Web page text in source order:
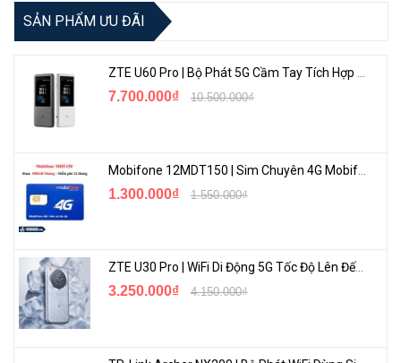
NoYaFa
<Hotline: 0828.011.011 - (028)7300.2021 - VoHoang.vn>
SẢN PHẨM ƯU ĐÃI
ZTE U60 Pro | Bộ Phát 5G Cầm Tay Tích Hợp Công Nghệ WiFi 7, Pin 10000mAh
7.700.000₫ 10.500.000₫
1.300.000₫ 1.550.000₫
ZTE U30 Pro | WiFi Di Động 5G Tốc Độ Lên Đến 500Mbps, Màn Hình Cảm Ứng
3.250.000₫ 4.150.000₫